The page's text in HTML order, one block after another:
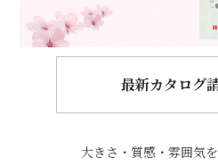
最新カタログ
大きさ・質感・雰囲気